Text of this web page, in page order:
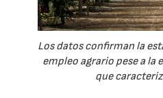
Los datos confirman la
empleo agrario pese a la
que